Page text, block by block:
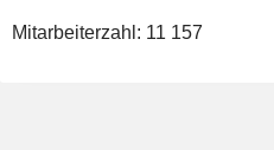
Mitarbeiterzahl: 11 157